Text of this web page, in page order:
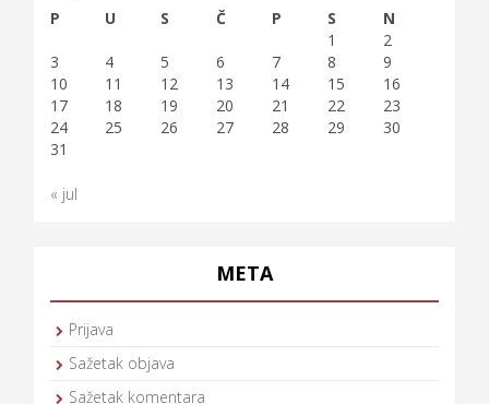
P
U S Č P S
N
1
2
3
4 5 6 7 8
9
10
11 12 13 14 15
16
17
18 19 20 21 22
23
24
25 26 27 28 29
30
31
« jul
META
Prijava
Sažetak objava
Sažetak komentara